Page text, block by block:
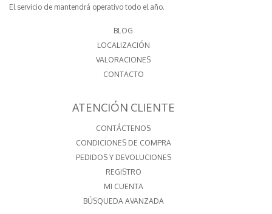
El servicio de mantendrá operativo todo el año.
BLOG
LOCALIZACIÓN
VALORACIONES
CONTACTO
ATENCIÓN CLIENTE
CONTÁCTENOS
CONDICIONES DE COMPRA
PEDIDOS Y DEVOLUCIONES
REGISTRO
MI CUENTA
BÚSQUEDA AVANZADA